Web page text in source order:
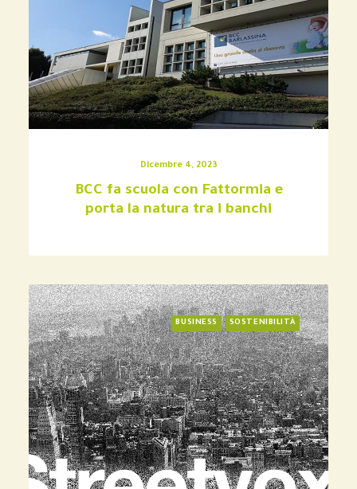
Dicembre 4, 2023
BCC fa scuola con Fattormia e
porta la natura tra i banchi
BUSINESS SOSTENIBILITÀ